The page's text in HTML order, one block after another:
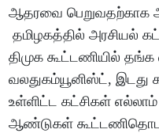
ஆதரவை பெறுவதற்காக
தமிழகத்தில் அரசியல்
திமுக கூட்டணியில் தங்க
வலதுகம்யூனிஸ்ட், இடது
உள்ளிட்ட கட்சிகள் எல்லாம்
ஆண்டுகள்